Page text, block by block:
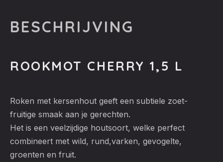
BESCHRIJVING
ROOKMOT CHERRY 1,5 L
Roken met kersenhout geeft een subtiele zoet-
fruitige smaak aan je gerechten.
Het is een veelzijdige houtsoort, welke perfect
combineert met wild, rund,varken, gevogelte,
groenten en fruit.